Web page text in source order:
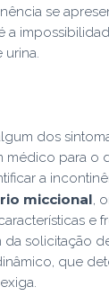
se
a
urina.
dos
médico para o
a
miccional,
e
da solicitação
que